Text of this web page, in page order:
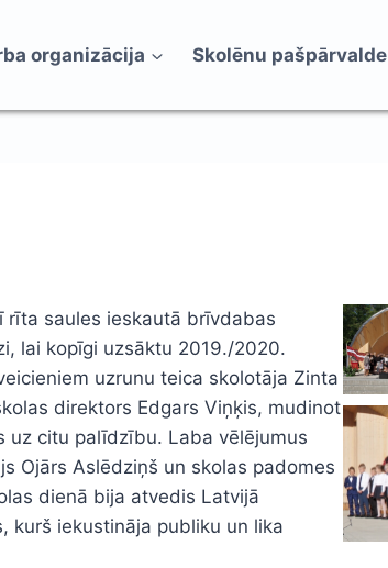
organizācija Skolēnu pašpārvalde
rīta saules ieskautā brīvdabas
lai kopīgi uzsāktu 2019./2020.
uzrunu teica skolotāja Zinta
direktors Edgars Viņķis, mudinot
uz citu palīdzību. Laba vēlējumus
Ojārs Aslēdziņš un skolas padomes
dienā bija atvedis Latvijā
kurš iekustināja publiku un lika